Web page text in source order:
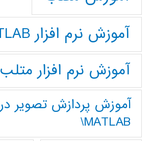
آموزش نرم افزار MATLAB
آموزش نرم افزار متلب
آموزش پردازش تصوير در
MATLAB\